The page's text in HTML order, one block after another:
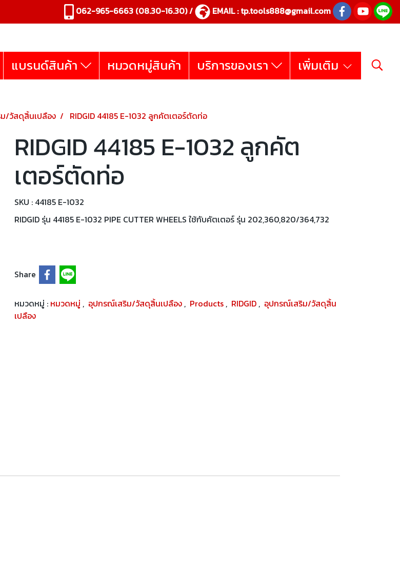
062-965-6663 (08.30-16.30) / EMAIL :tp.tools888@gmail.com
แบรนด์สินค้า หมวดหมู่สินค้า บริการของเรา เพิ่มเติม
/วัสดุสิ้นเปลือง RIDGID 44185 E-1032 ลูกคัตเตอร์ตัดท่อ
RIDGID 44185 E-1032 ลูกคัต
เตอร์ตัดท่อ
SKU : 44185 E-1032
RIDGID รุ่น 44185 E-1032 PIPE CUTTER WHEELS ใช้กับคัตเตอร์ รุ่น 202,360,820/364,732
Share
หมวดหมู่ : หมวดหมู่ , อุปกรณ์เสริม/วัสดุสิ้นเปลือง , Products , RIDGID , อุปกรณ์เสริม/วัสดุสิ้น
เปลือง